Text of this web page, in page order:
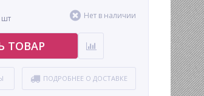
шт Нет в наличии
ТОВАР
ПОДРОБНЕЕ О ДОСТАВКЕ